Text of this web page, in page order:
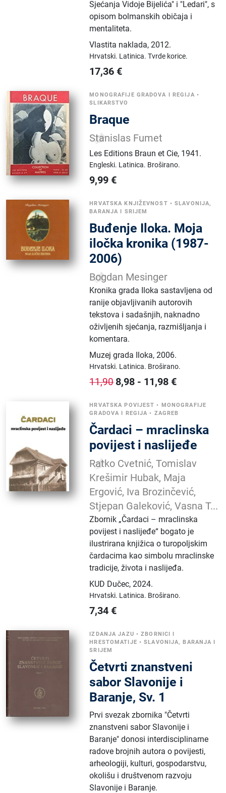
Sjećanja Vidoje Bijelića" i "Ledari", s
opisom bolmanskih običaja i
mentaliteta.
Vlastita naklada,2012.
Hrvatski. Latinica.Tvrde korice.
17,36 €
MONOGRAFIJE GRADOVA I REGIJA •
SLIKARSTVO
Braque
Stanislas Fumet
Les Editions Braun et Cie, 1941.
Engleski. Latinica. Broširano.
9,99 €
HRVATSKA KNJIŽEVNOST •SLAVONIJA,
BARANJA I SRIJEM
Buđenje Iloka. Moja
iločka kronika (1987-
2006)
Bogdan Mesinger
Kronika grada Iloka sastavljena od
ranije objavljivanih autorovih
tekstova i sadašnjih, naknadno
oživljenih sjećanja, razmišljanja i
komentara.
Muzej grada Iloka,2006.
Hrvatski. Latinica. Broširano.
11,90 8,98 - 11,98 €
HRVATSKA POVIJEST • MONOGRAFIJE
GRADOVA I REGIJA • ZAGREB
Čardaci – mraclinska
povijest i naslijeđe
Ratko Cvetnić, Tomislav
Krešimir Hubak, Maja
Ergović, Iva Brozinčević,
Stjepan Galeković, Vasna T...
Zbornik „Čardaci – mraclinska
povijest i naslijeđe“ bogato je
ilustrirana knjižica o turopoljskim
čardacima kao simbolu mraclinske
tradicije, života i naslijeđa.
KUD Dučec,2024.
Hrvatski. Latinica. Broširano.
7,34 €
IZDANJA JAZU •ZBORNICI I
HRESTOMATIJE •SLAVONIJA, BARANJA I
SRIJEM
Četvrti znanstveni
sabor Slavonije i
Baranje, Sv. 1
Prvi svezak zbornika "Četvrti
znanstveni sabor Slavonije i
Baranje" donosi interdisciplinarne
radove brojnih autora o povijesti,
arheologiji, kulturi, gospodarstvu,
okolišu i društvenom razvoju
Slavonije i Baranje.